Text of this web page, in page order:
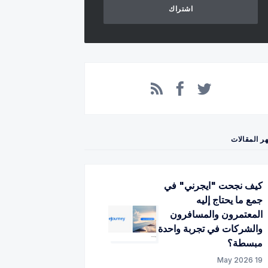
اشتراك
المقالات
كيف نجحت "ايجرني" في
جمع ما يحتاج إليه
المعتمرون والمسافرون
والشركات في تجربة واحدة
مبسطة؟
19 May 2026